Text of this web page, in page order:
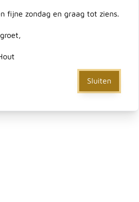
fijne zondag en graag tot ziens.
Sluiten
verstelbaar
mm) zwart